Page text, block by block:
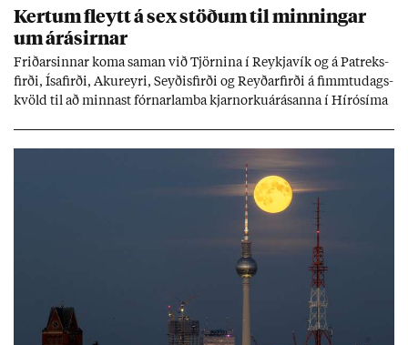
Kert­um fleytt á sex stöð­um til minn­ing­ar
um árás­irn­ar
Frið­arsinn­ar koma sam­an við Tjörn­ina í Reykja­vík og á Pat­reks­
firði, Ísa­firði, Ak­ur­eyri, Seyð­is­firði og Reyð­ar­firði á fimmtu­dags­
kvöld til að minn­ast fórn­ar­lamba kjarn­orku­árás­anna í Hírósíma